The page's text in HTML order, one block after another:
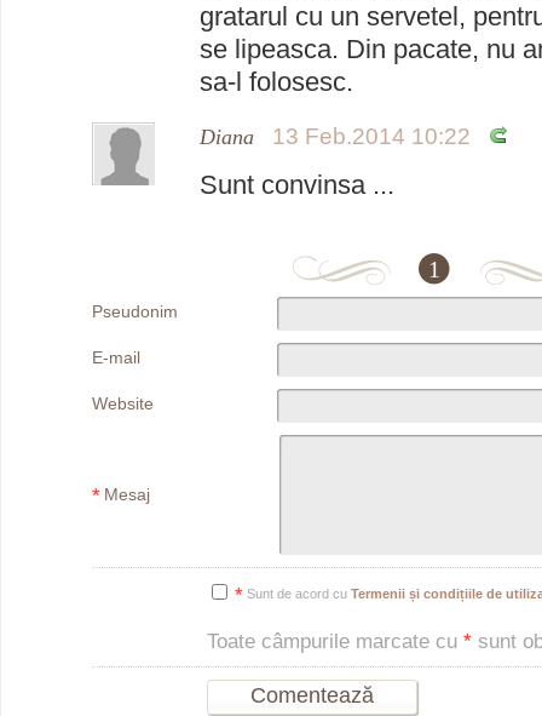
gratarul cu un servetel,
se lipeasca. Din pacate, nu
sa-l folosesc.
Diana 13 Feb.2014 10:22
Sunt convinsa ...
1
Pseudonim
E-mail
Website
* Mesaj
* Sunt de acord cu Termenii și condițiile de
Toate câmpurile marcate cu * sunt